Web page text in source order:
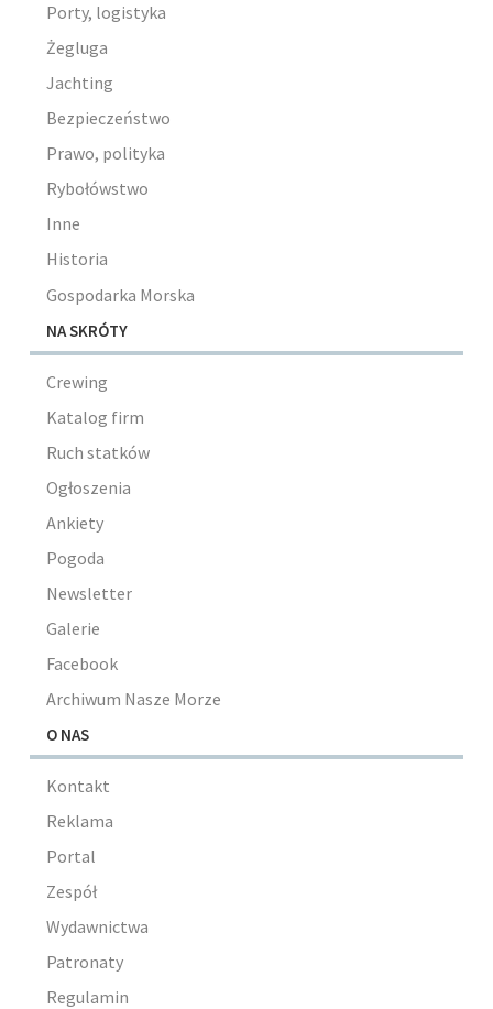
Porty, logistyka
Żegluga
Jachting
Bezpieczeństwo
Prawo, polityka
Rybołówstwo
Inne
Historia
Gospodarka Morska
NA SKRÓTY
Crewing
Katalog firm
Ruch statków
Ogłoszenia
Ankiety
Pogoda
Newsletter
Galerie
Facebook
Archiwum Nasze Morze
O NAS
Kontakt
Reklama
Portal
Zespół
Wydawnictwa
Patronaty
Regulamin